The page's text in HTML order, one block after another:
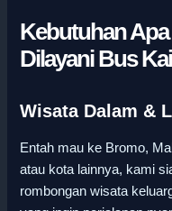
Kebutuhan
Dilayani Bus
Wisata Dalam &
Entah mau ke Bromo,
atau kota lainnya, kami
rombongan wisata